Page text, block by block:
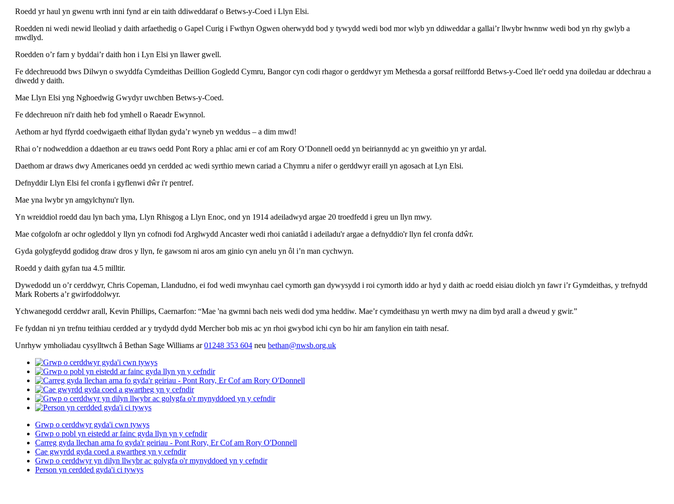
Roedd yr haul yn gwenu wrth inni fynd ar ein taith ddiweddaraf o Betws-y-Coed i Llyn Elsi.
Roedden ni wedi newid lleoliad y daith arfaethedig o Gapel Curig i Fwthyn Ogwen oherwydd bod y tywydd wedi bod mor wlyb yn ddiweddar a gallai’r llwybr hwnnw wedi bod yn rhy gwlyb a
mwdlyd.
Roedden o’r farn y byddai’r daith hon i Lyn Elsi yn llawer gwell.
Fe ddechreuodd bws Dilwyn o swyddfa Cymdeithas Deillion Gogledd Cymru, Bangor cyn codi rhagor o gerddwyr ym Methesda a gorsaf reilffordd Betws-y-Coed lle'r oedd yna doiledau ar ddechrau a
diwedd y daith.
Mae Llyn Elsi yng Nghoedwig Gwydyr uwchben Betws-y-Coed.
Fe ddechreuon ni'r daith heb fod ymhell o Raeadr Ewynnol.
Aethom ar hyd ffyrdd coedwigaeth eithaf llydan gyda’r wyneb yn weddus – a dim mwd!
Rhai o’r nodweddion a ddaethon ar eu traws oedd Pont Rory a phlac arni er cof am Rory O’Donnell oedd yn beiriannydd ac yn gweithio yn yr ardal.
Daethom ar draws dwy Americanes oedd yn cerdded ac wedi syrthio mewn cariad a Chymru a nifer o gerddwyr eraill yn agosach at Lyn Elsi.
Defnyddir Llyn Elsi fel cronfa i gyflenwi dŵr i'r pentref.
Mae yna lwybr yn amgylchynu'r llyn.
Yn wreiddiol roedd dau lyn bach yma, Llyn Rhisgog a Llyn Enoc, ond yn 1914 adeiladwyd argae 20 troedfedd i greu un llyn mwy.
Mae cofgolofn ar ochr ogleddol y llyn yn cofnodi fod Arglwydd Ancaster wedi rhoi caniatâd i adeiladu'r argae a defnyddio'r llyn fel cronfa ddŵr.
Gyda golygfeydd godidog draw dros y llyn, fe gawsom ni aros am ginio cyn anelu yn ôl i’n man cychwyn.
Roedd y daith gyfan tua 4.5 milltir.
Dywedodd un o’r cerddwyr, Chris Copeman, Llandudno, ei fod wedi mwynhau cael cymorth gan dywysydd i roi cymorth iddo ar hyd y daith ac roedd eisiau diolch yn fawr i’r Gymdeithas, y trefnydd
Mark Roberts a’r gwirfoddolwyr.
Ychwanegodd cerddwr arall, Kevin Phillips, Caernarfon: “Mae 'na gwmni bach neis wedi dod yma heddiw. Mae’r cymdeithasu yn werth mwy na dim byd arall a dweud y gwir.”
Fe fyddan ni yn trefnu teithiau cerdded ar y trydydd dydd Mercher bob mis ac yn rhoi gwybod ichi cyn bo hir am fanylion ein taith nesaf.
Unrhyw ymholiadau cysylltwch â Bethan Sage Williams ar01248 353 604 neu bethan@nwsb.org.uk
Grwp o cerddwyr gyda'i cwn tywys
Grwp o pobl yn eistedd ar fainc gyda llyn yn y cefndir
Carreg gyda llechan arna fo gyda'r geiriau - Pont Rory, Er Cof am Rory O'Donnell
Cae gwyrdd gyda coed a gwartheg yn y cefndir
Grwp o cerddwyr yn dilyn llwybr ac golygfa o'r mynyddoed yn y cefndir
Person yn cerdded gyda'i ci tywys